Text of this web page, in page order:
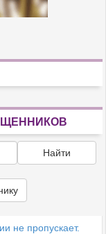
Найти
не пропускает.